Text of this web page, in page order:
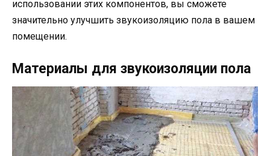
использовании этих компонентов, вы сможете
значительно улучшить звукоизоляцию пола в вашем
помещении.
Материалы для звукоизоляции пола